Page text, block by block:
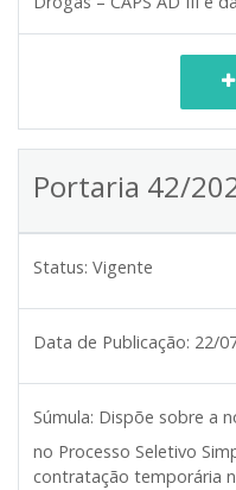
Portaria 42/
Status: Vigente
Data de Publicação: 22/
Súmula: Dispõe sobre a
no Processo Seletivo
contratação temporária